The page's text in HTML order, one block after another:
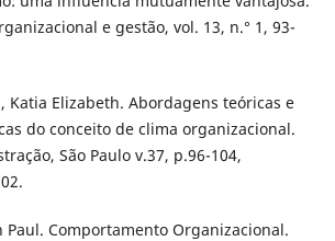
e gestão, vol. 13, n.° 1, 93-
Katia Elizabeth. Abordagens teóricas e
do conceito de clima organizacional.
São Paulo v.37, p.96-104,
Paul. Comportamento Organizacional.